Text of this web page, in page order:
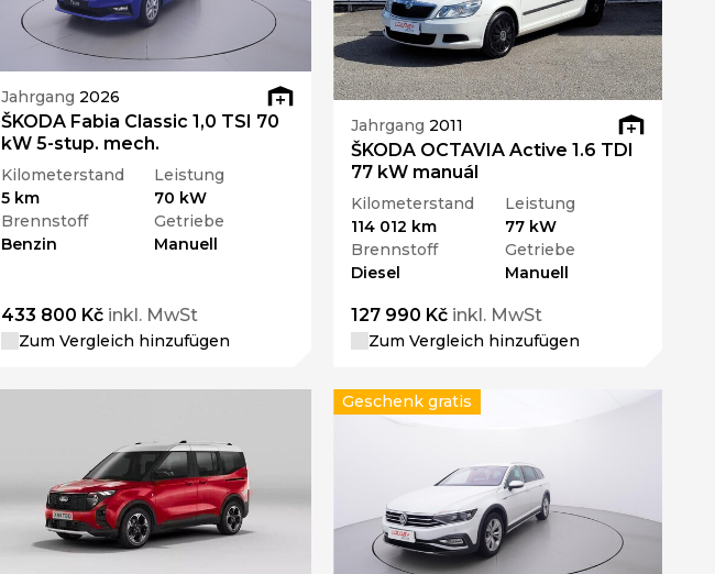
Jahrgang 2026
ŠKODA Fabia Classic 1,0 TSI 70
kW 5-stup. mech.
Kilometerstand
5 km
Leistung
70 kW
Brennstoff
Benzin
Getriebe
Manuell
433 800 Kčinkl. MwSt
Zum Vergleich hinzufügen
Jahrgang 2011
ŠKODA OCTAVIA Active 1.6 TDI
77 kW manuál
Kilometerstand
114 012 km
Leistung
77 kW
Brennstoff
Diesel
Getriebe
Manuell
127 990 Kč inkl. MwSt
Zum Vergleich hinzufügen
Geschenk gratis